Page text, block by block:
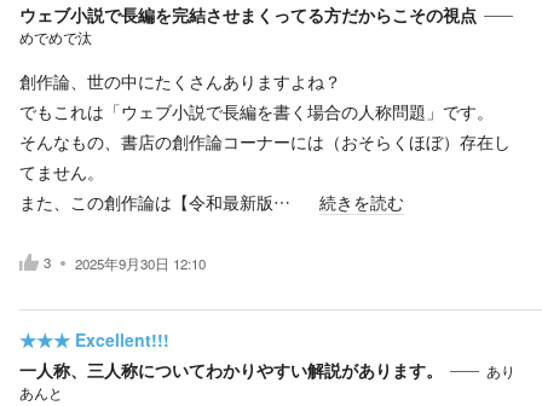
ウェブ小説で長編を完結させまくってる方だからこその視点
めでめで汰
創作論、世の中にたくさんありますよね？
でもこれは「ウェブ小説で長編を書く場合の人称問題」です。
そんなもの、書店の創作論コーナーには（おそらくほぼ）存在し
てません。
また、この創作論は【令和最新版…
続きを読む
3 2025年9月30日 12:10
★★★ Excellent!!!
一人称、三人称についてわかりやすい解説があります。
あり
あんと